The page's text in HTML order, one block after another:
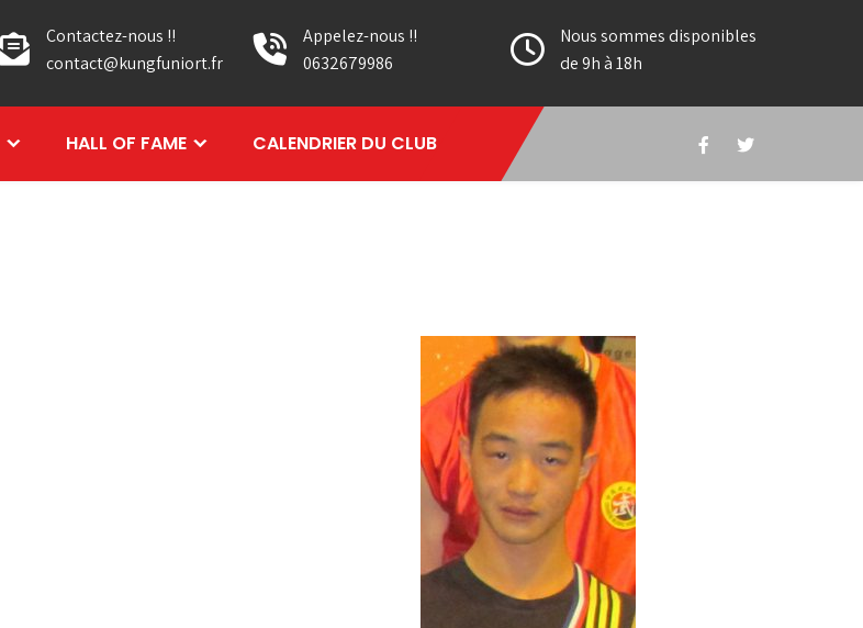
Contactez-nous !!
contact@kungfuniort.fr
Appelez-nous !!
0632679986
Nous sommes disponibles
de 9h à 18h
HALL OF FAME CALENDRIER DU CLUB